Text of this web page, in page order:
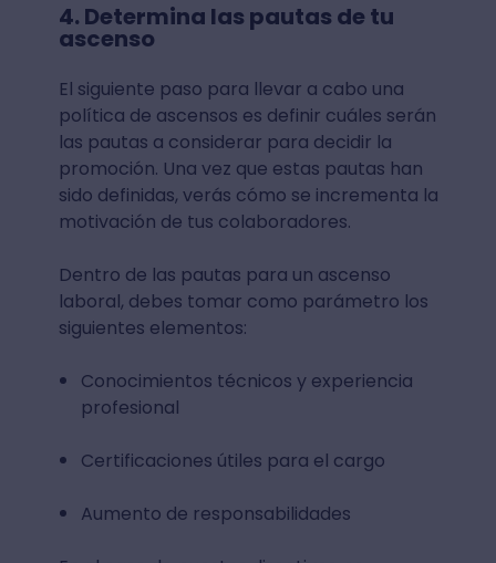
4. Determina las pautas de tu
ascenso
El siguiente paso para llevar a cabo una
política de ascensos es definir cuáles serán
las pautas a considerar para decidir la
promoción. Una vez que estas pautas han
sido definidas, verás cómo se incrementa la
motivación de tus colaboradores.
Dentro de las pautas para un ascenso
laboral, debes tomar como parámetro los
siguientes elementos:
Conocimientos técnicos y experiencia
profesional
Certificaciones útiles para el cargo
Aumento de responsabilidades